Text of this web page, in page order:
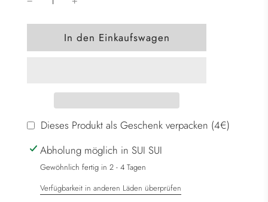
W
i
g
e
l
d
e
.
In den Einkaufswagen
Dieses Produkt als Geschenk verpacken (4€)
Abholung möglich in SUI SUI
Gewöhnlich fertig in 2 - 4 Tagen
Verfügbarkeit in anderen Läden überprüfen